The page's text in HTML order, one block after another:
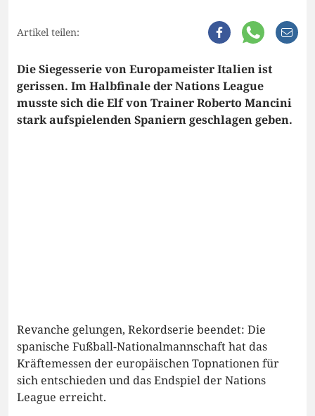
Artikel teilen:
Die Siegesserie von Europameister Italien ist
gerissen. Im Halbfinale der Nations League
musste sich die Elf von Trainer Roberto Mancini
stark aufspielenden Spaniern geschlagen geben.
Revanche gelungen, Rekordserie beendet: Die
spanische Fußball-Nationalmannschaft hat das
Kräftemessen der europäischen Topnationen für
sich entschieden und das Endspiel der Nations
League erreicht.